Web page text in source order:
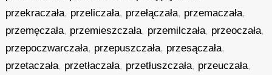
przekraczała, przeliczała, przełączała, przemaczała,
przemęczała, przemieszczała, przemilczała, przeoczała,
przepoczwarczała, przepuszczała, przesączała,
przetaczała, przetłaczała, przetłuszczała, przeuczała,